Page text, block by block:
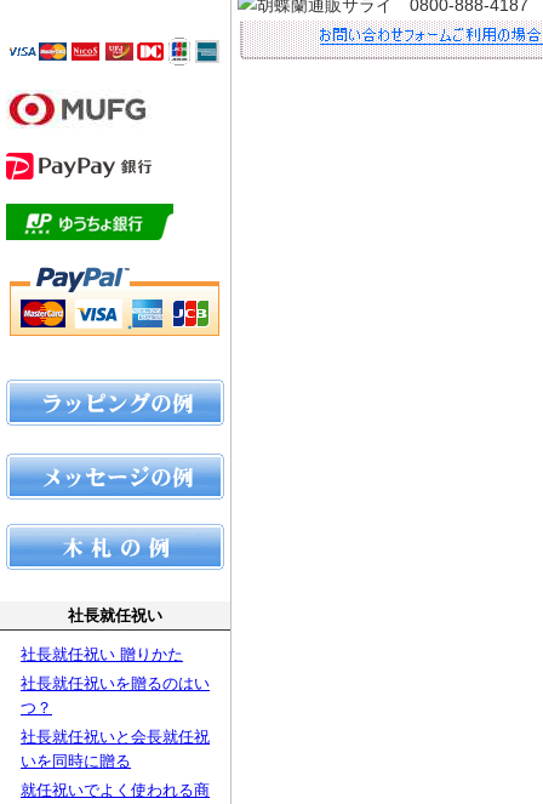
社長就任祝い
社長就任祝い 贈りかた
社長就任祝いを贈るのはい
つ？
社長就任祝いと会長就任祝
いを同時に贈る
就任祝いでよく使われる商